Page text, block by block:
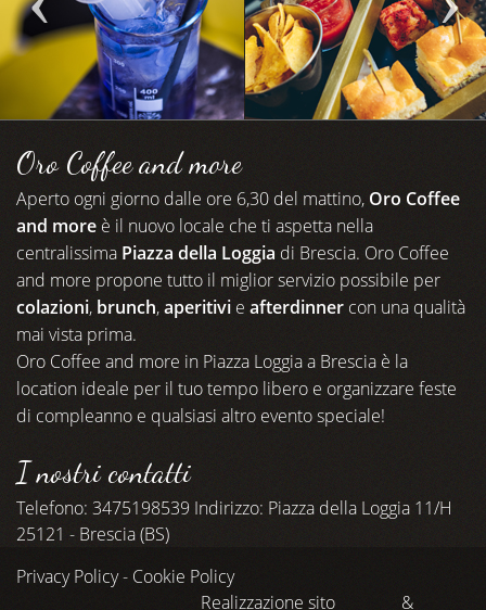
Oro Coffee and more
Aperto ogni giorno dalle ore 6,30 del mattino, Oro Coffee
and more è il nuovo locale che ti aspetta nella
centralissima Piazza della Loggia di Brescia. Oro Coffee
and more propone tutto il miglior servizio possibile per
colazioni, brunch,aperitivi e afterdinner con una qualità
mai vista prima.
Oro Coffee and more in Piazza Loggia a Brescia è la
location ideale per il tuo tempo libero e organizzare feste
di compleanno e qualsiasi altro evento speciale!
I nostri contatti
Telefono: 3475198539 Indirizzo: Piazza della Loggia 11/H
25121 - Brescia (BS)
Privacy Policy- Cookie Policy
Realizzazione sito
&